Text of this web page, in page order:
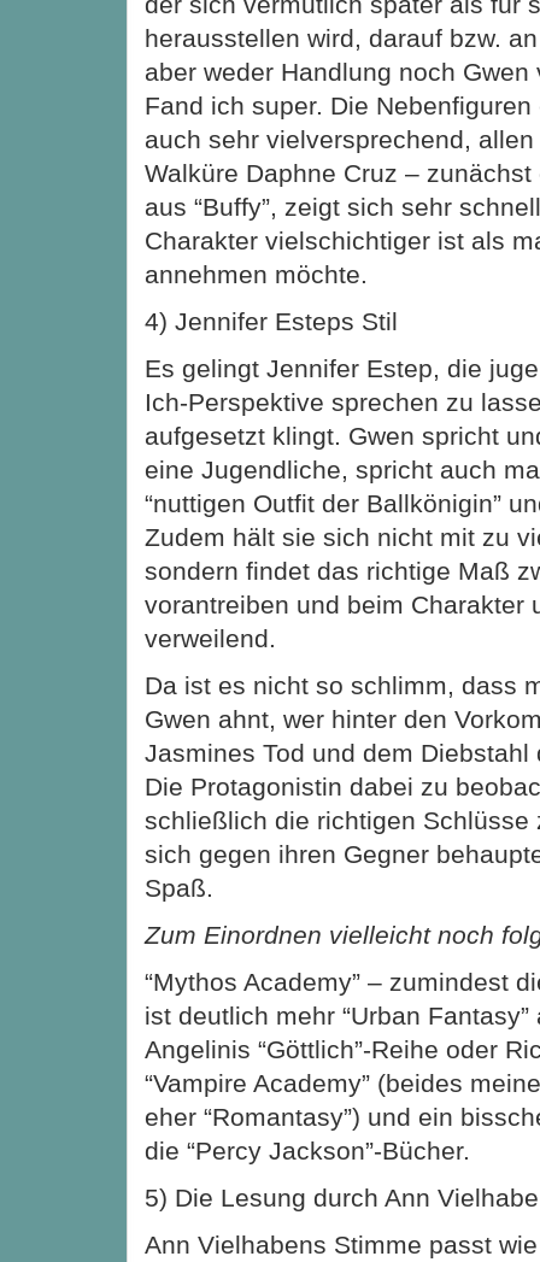
herausstellen wird, darauf bzw.
aber weder Handlung noch Gwen
Fand ich super. Die
auch sehr vielversprechend,
Walküre Daphne Cruz – zunächst
aus “Buffy”, zeigt sich sehr
Charakter vielschichtiger ist als
annehmen möchte.
4) Jennifer Esteps Stil
Es gelingt Jennifer Estep, die
Ich-Perspektive sprechen zu
aufgesetzt klingt. Gwen spricht
eine Jugendliche, spricht auch
“nuttigen Outfit der Ballkönigin”
Zudem hält sie sich nicht mit zu
sondern findet das richtige Maß
vorantreiben und beim Charakter
verweilend.
Da ist es nicht so schlimm, dass
Gwen ahnt, wer hinter den
Jasmines Tod und dem Diebstahl
Die Protagonistin dabei zu
schließlich die richtigen Schlüsse
sich gegen ihren Gegner
Spaß.
Zum Einordnen vielleicht noch
“Mythos Academy” – zumindest
ist deutlich mehr “Urban
Angelinis “Göttlich”-Reihe oder
“Vampire Academy” (beides
eher “Romantasy”) und ein
die “Percy Jackson”-Bücher.
5) Die Lesung durch Ann
Ann Vielhabens Stimme passt